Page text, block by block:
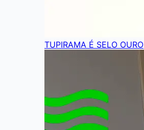
TUPIRAMA É SELO OURO